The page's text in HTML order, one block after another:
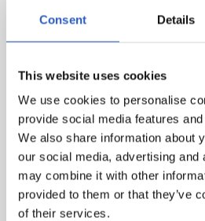
Consent Details
This website uses cookies
We use cookies to personalise
provide social media features
We also share information about
our social media, advertising and
may combine it with other
provided to them or that they’ve
of their services.
Grupos por edades.
Grupo específico de
Multideporte.
experiencia.
Autobús de Anoeta a
vuelta).
Los niños y niñas tienen
ropa de entrenamiento
Real Sociedad).